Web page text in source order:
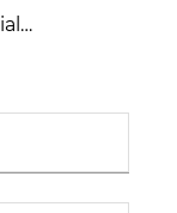
para